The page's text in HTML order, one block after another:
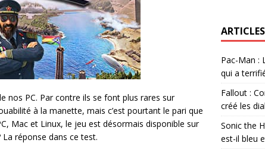
nos PC. Par contre ils se font plus rares sur
à la manette, mais c’est pourtant le pari que
Mac et Linux, le jeu est désormais disponible sur
La réponse dans ce test.
Pac-Man :
qui a
Fallout :
créé les
Sonic the
est-il bleu